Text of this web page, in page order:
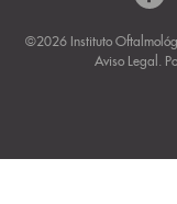
©2026 Instituto
Aviso Legal .